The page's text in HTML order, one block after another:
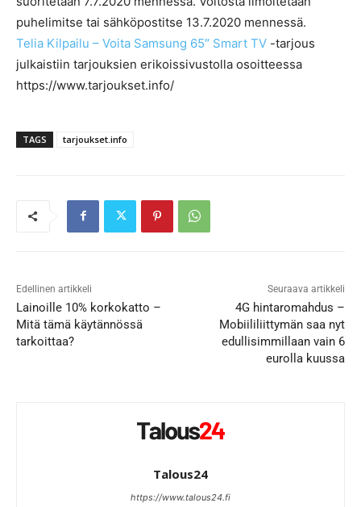
puhelimitse tai sähköpostitse 13.7.2020 mennessä.
Telia Kilpailu – Voita Samsung 65″ Smart TV -tarjous
julkaistiin tarjouksien erikoissivustolla osoitteessa
https://www.tarjoukset.info/
TAGS tarjoukset.info
Edellinen artikkeli
Lainoille 10% korkokatto –
Mitä tämä käytännössä
tarkoittaa?
Seuraava artikkeli
4G hintaromahdus –
Mobiililiittymän saa nyt
edullisimmillaan vain 6
eurolla kuussa
Talous24
https://www.talous24.fi